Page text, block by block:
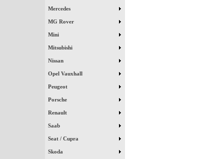
Mercedes
MG Rover
Mini
Mitsubishi
Nissan
Opel Vauxhall
Peugeot
Porsche
Renault
Saab
Seat / Cupra
Skoda